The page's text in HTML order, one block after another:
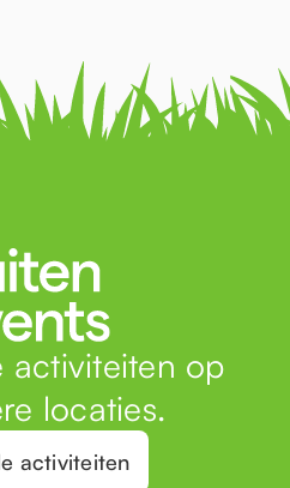
activiteiten op
locaties.
activiteiten